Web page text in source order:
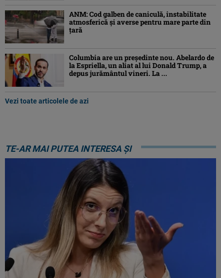
ANM: Cod galben de caniculă, instabilitate
atmosferică și averse pentru mare parte din
țară
Columbia are un președinte nou. Abelardo de
la Espriella, un aliat al lui Donald Trump, a
depus jurământul vineri. La ...
Vezi toate articolele de azi
TE-AR MAI PUTEA INTERESA ȘI